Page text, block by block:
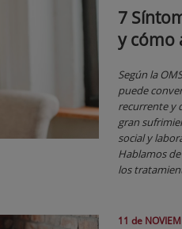
7
y cómo
Según la
puede
recurrente y
gran
social y
Hablamos
los
11 de